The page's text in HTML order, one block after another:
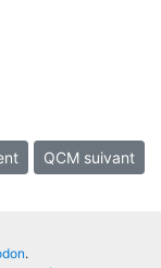
QCM suivant
.